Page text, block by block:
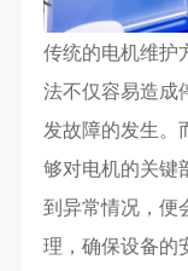
传统的电机维护
法不仅容易造成
发故障的发生。
够对电机的关键
到异常情况，便
理，确保设备的